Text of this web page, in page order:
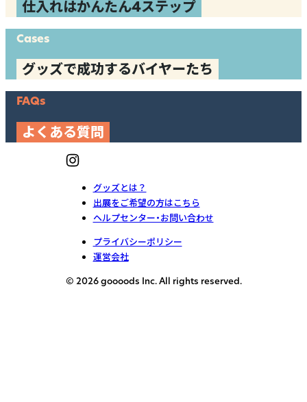
仕入れはかんたん4ステップ
Cases
グッズで成功するバイヤーたち
FAQs
よくある質問
グッズとは？
出展をご希望の方はこちら
ヘルプセンター・お問い合わせ
プライバシーポリシー
運営会社
© 2026 goooods Inc. All rights reserved.